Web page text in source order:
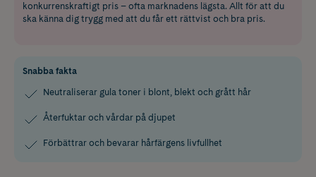
konkurrenskraftigt pris – ofta marknadens lägsta. Allt för att du
ska känna dig trygg med att du får ett rättvist och bra pris.
Snabba fakta
Neutraliserar gula toner i blont, blekt och grått hår
Återfuktar och vårdar på djupet
Förbättrar och bevarar hårfärgens livfullhet